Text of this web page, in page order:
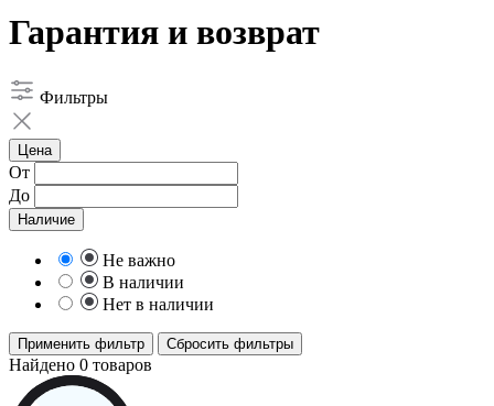
Гарантия и возврат
Фильтры
Цена
От
До
Наличие
Не важно
В наличии
Нет в наличии
Применить фильтр Сбросить фильтры
Найдено 0 товаров